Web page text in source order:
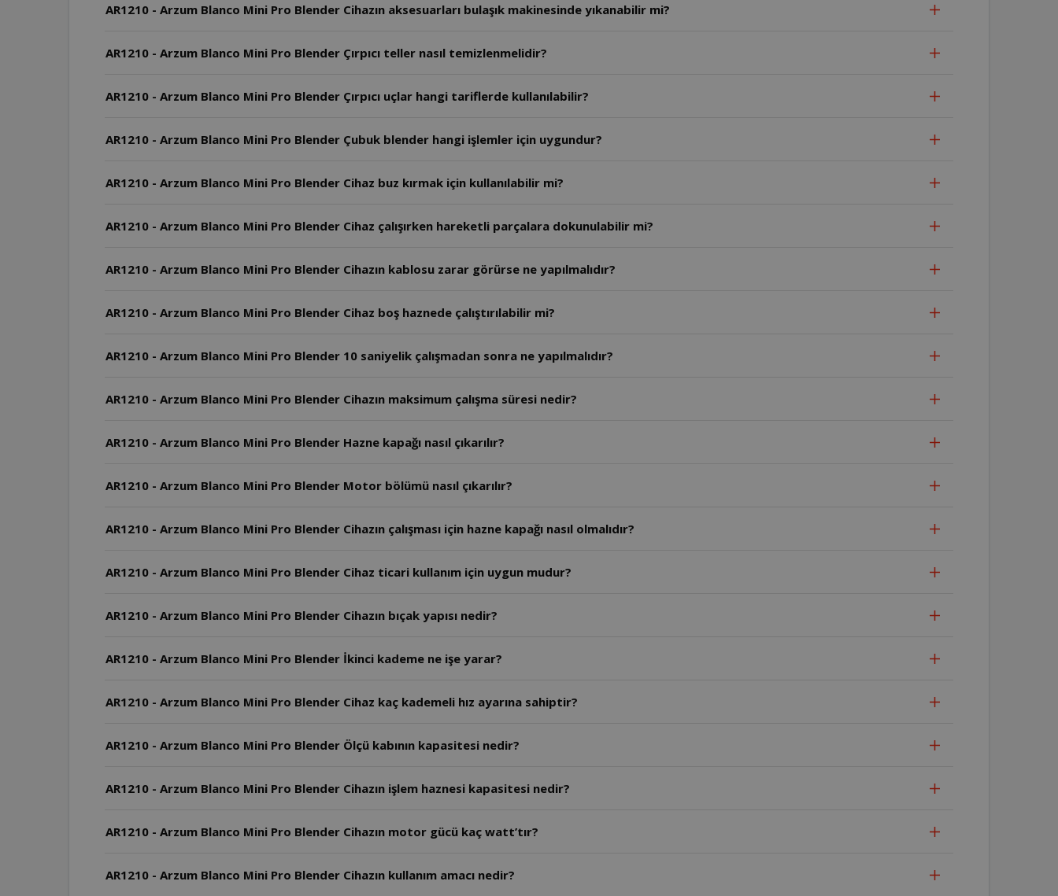
AR1210 - Arzum Blanco Mini Pro Blender Cihazın aksesuarları bulaşık makinesinde yıkanabilir mi?
AR1210 - Arzum Blanco Mini Pro Blender Çırpıcı teller nasıl temizlenmelidir?
AR1210 - Arzum Blanco Mini Pro Blender Çırpıcı uçlar hangi tariflerde kullanılabilir?
AR1210 - Arzum Blanco Mini Pro Blender Çubuk blender hangi işlemler için uygundur?
AR1210 - Arzum Blanco Mini Pro Blender Cihaz buz kırmak için kullanılabilir mi?
AR1210 - Arzum Blanco Mini Pro Blender Cihaz çalışırken hareketli parçalara dokunulabilir mi?
AR1210 - Arzum Blanco Mini Pro Blender Cihazın kablosu zarar görürse ne yapılmalıdır?
AR1210 - Arzum Blanco Mini Pro Blender Cihaz boş haznede çalıştırılabilir mi?
AR1210 - Arzum Blanco Mini Pro Blender 10 saniyelik çalışmadan sonra ne yapılmalıdır?
AR1210 - Arzum Blanco Mini Pro Blender Cihazın maksimum çalışma süresi nedir?
AR1210 - Arzum Blanco Mini Pro Blender Hazne kapağı nasıl çıkarılır?
AR1210 - Arzum Blanco Mini Pro Blender Motor bölümü nasıl çıkarılır?
AR1210 - Arzum Blanco Mini Pro Blender Cihazın çalışması için hazne kapağı nasıl olmalıdır?
AR1210 - Arzum Blanco Mini Pro Blender Cihaz ticari kullanım için uygun mudur?
AR1210 - Arzum Blanco Mini Pro Blender Cihazın bıçak yapısı nedir?
AR1210 - Arzum Blanco Mini Pro Blender İkinci kademe ne işe yarar?
AR1210 - Arzum Blanco Mini Pro Blender Cihaz kaç kademeli hız ayarına sahiptir?
AR1210 - Arzum Blanco Mini Pro Blender Ölçü kabının kapasitesi nedir?
AR1210 - Arzum Blanco Mini Pro Blender Cihazın işlem haznesi kapasitesi nedir?
AR1210 - Arzum Blanco Mini Pro Blender Cihazın motor gücü kaç watt’tır?
AR1210 - Arzum Blanco Mini Pro Blender Cihazın kullanım amacı nedir?